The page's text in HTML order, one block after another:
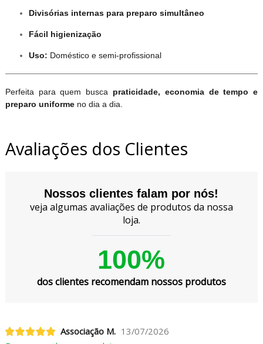
Divisórias internas para preparo simultâneo
Fácil higienização
Uso: Doméstico e semi-profissional
Perfeita para quem busca praticidade, economia de tempo e
preparo uniformeno dia a dia.
Avaliações dos Clientes
Nossos clientes falam por nós!
veja algumas avaliações de produtos da nossa
loja.
100%
dos clientes recomendam nossos produtos
Associação M. 13/07/2026